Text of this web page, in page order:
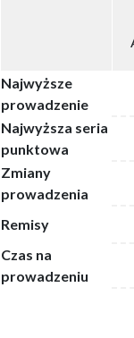
Najwyższe
prowadzenie
Najwyższa seria
punktowa
Zmiany
prowadzenia
Remisy
Czas na
prowadzeniu